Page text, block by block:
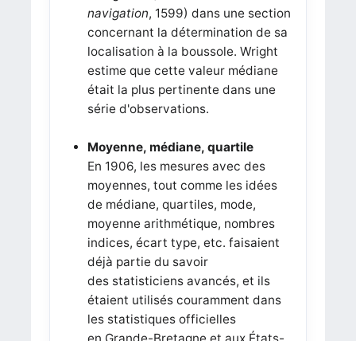
navigation, 1599) dans une section
concernant la détermination de sa
localisation à la boussole. Wright
estime que cette valeur médiane
était la plus pertinente dans une
série d'observations.
Moyenne, médiane, quartile
En 1906, les mesures avec des
moyennes, tout comme les idées
de médiane, quartiles, mode,
moyenne arithmétique, nombres
indices, écart type, etc. faisaient
déjà partie du savoir
des statisticiens avancés, et ils
étaient utilisés couramment dans
les statistiques officielles
en Grande-Bretagne et aux États-